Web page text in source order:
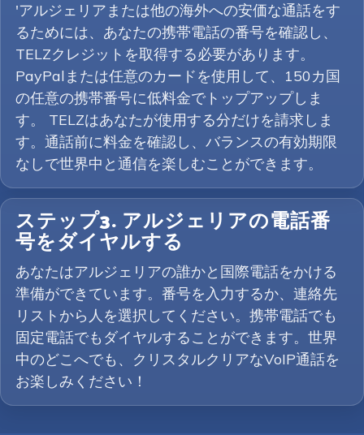
'アルジェリアまたは他の海外への安価な通話をす
るためには、あなたの携帯電話の番号を確認し、
TELZクレジットを取得する必要があります。
PayPalまたは任意のカードを使用して、150カ国
の任意の携帯番号に低料金でトップアップしま
す。 TELZはあなたが使用する分だけを請求しま
す。通話前に料金を確認し、バランスの有効期限
なしで世界中と通信を楽しむことができます。
ステップ3. アルジェリアの電話番
号をダイヤルする
あなたはアルジェリアの誰かと国際電話をかける
準備ができています。番号を入力するか、連絡先
リストから人を選択してください。携帯電話でも
固定電話でもダイヤルすることができます。世界
中のどこへでも、クリスタルクリアなVoIP通話を
お楽しみください！